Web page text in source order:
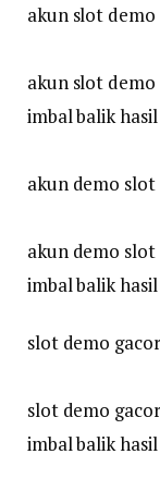
akun slot demo
akun slot
imbal balik
akun demo slot
akun demo
imbal balik
slot demo gacor
slot demo
imbal balik